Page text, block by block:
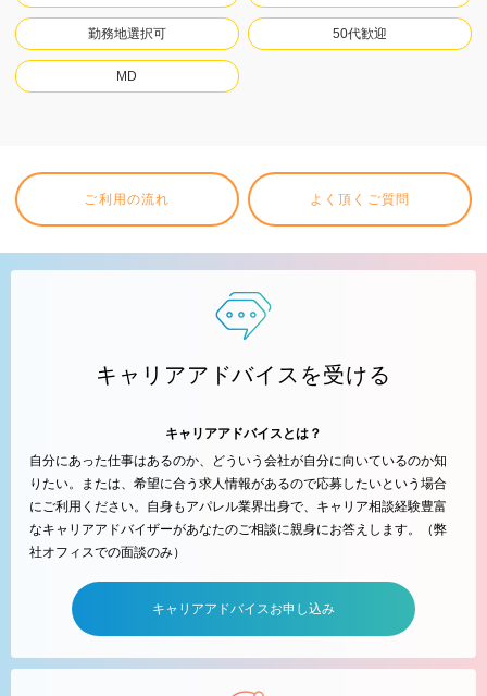
勤務地選択可 50代歓迎
MD
ご利用の流れ よく頂くご質問
キャリアアドバイスを受ける
キャリアアドバイスとは？
自分にあった仕事はあるのか、どういう会社が自分に向いているのか知
りたい。または、希望に合う求人情報があるので応募したいという場合
にご利用ください。自身もアパレル業界出身で、キャリア相談経験豊富
なキャリアアドバイザーがあなたのご相談に親身にお答えします。（弊
社オフィスでの面談のみ）
キャリアアドバイスお申し込み